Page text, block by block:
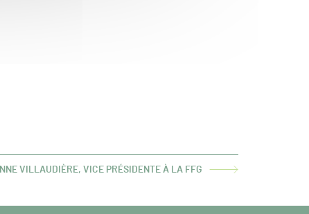
VILLAUDIÈRE, VICE PRÉSIDENTE À LA FFG